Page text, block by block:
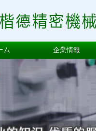
ム 企業情報